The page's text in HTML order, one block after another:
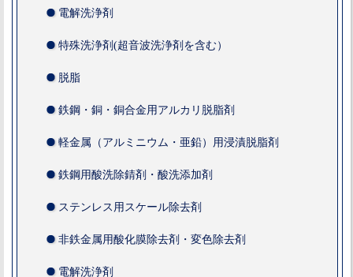
電解洗浄剤
特殊洗浄剤(超音波洗浄剤を含む）
脱脂
鉄鋼・銅・銅合金用アルカリ脱脂剤
軽金属（アルミニウム・亜鉛）用浸漬脱脂剤
鉄鋼用酸洗除錆剤・酸洗添加剤
ステンレス用スケール除去剤
非鉄金属用酸化膜除去剤・変色除去剤
電解洗浄剤